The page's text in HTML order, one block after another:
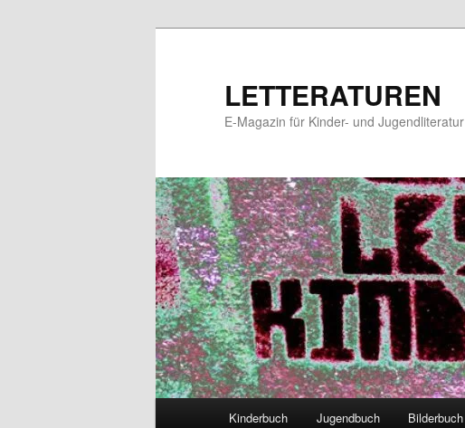
LETTERATUREN
E-Magazin für Kinder- und Jugendliteratur
Kinderbuch Jugendbuch Bilderbuch